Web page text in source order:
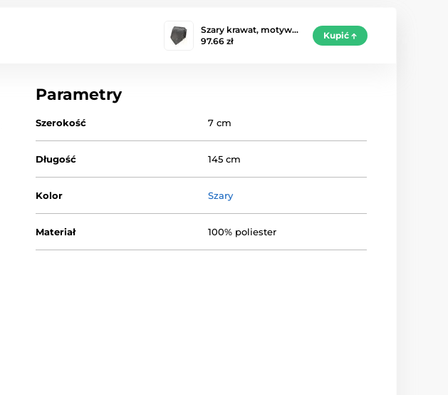
Szary krawat, motyw…
97.66 zł
Kupić
Parametry
Szerokość 7 cm
Długość 145 cm
Kolor Szary
Materiał 100% poliester